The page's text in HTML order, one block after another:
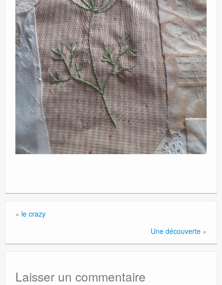
« le crazy
Une découverte »
Laisser un commentaire